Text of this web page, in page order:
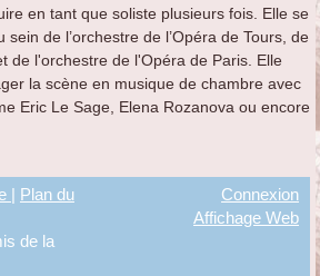
en tant que soliste plusieurs fois. Elle se
de l’orchestre de l’Opéra de Tours, de
de l'orchestre de l'Opéra de Paris. Elle
la scène en musique de chambre avec
Eric Le Sage, Elena Rozanova ou encore
| Plan du
de la
Connexion
Affichage Web